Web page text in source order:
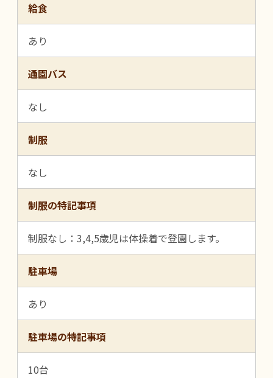
給食
あり
通園バス
なし
制服
なし
制服の特記事項
制服なし：3,4,5歳児は体操着で登園します。
駐車場
あり
駐車場の特記事項
10台